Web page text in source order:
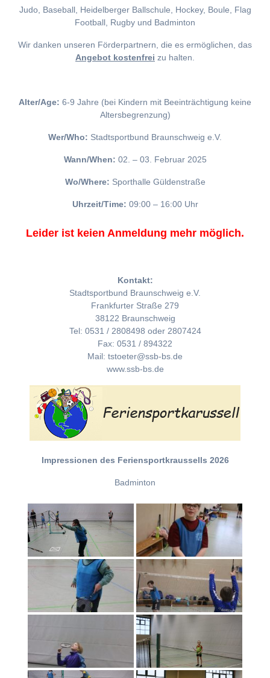
Judo, Baseball, Heidelberger Ballschule, Hockey, Boule, Flag
Football, Rugby und Badminton
Wir danken unseren Förderpartnern, die es ermöglichen, das
Angebot kostenfrei zu halten.
Alter/Age: 6-9 Jahre (bei Kindern mit Beeinträchtigung keine
Altersbegrenzung)
Wer/Who: Stadtsportbund Braunschweig e.V.
Wann/When: 02. – 03. Februar 2025
Wo/Where: Sporthalle Güldenstraße
Uhrzeit/Time: 09:00 – 16:00 Uhr
Leider ist keien Anmeldung mehr möglich.
Kontakt:
Stadtsportbund Braunschweig e.V.
Frankfurter Straße 279
38122 Braunschweig
Tel: 0531 / 2808498 oder 2807424
Fax: 0531 / 894322
Mail: tstoeter@ssb-bs.de
www.ssb-bs.de
Impressionen des Feriensportkraussells 2026
Badminton